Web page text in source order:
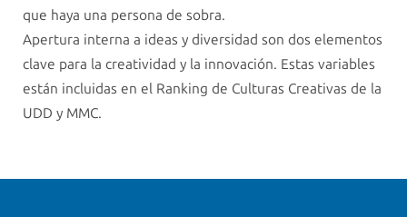
que haya una persona de sobra.
Apertura interna a ideas y diversidad son dos elementos
clave para la creatividad y la innovación. Estas variables
están incluidas en el Ranking de Culturas Creativas de la
UDD y MMC.